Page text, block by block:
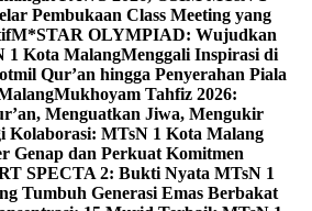
Pembukaan Class Meeting yang
M*STAR OLYMPIAD: Wujudkan
1 Kota MalangMenggali Inspirasi di
Qur’an hingga Penyerahan Piala
Mukhoyam Tahfiz 2026:
Menguatkan Jiwa, Mengukir
Kolaborasi: MTsN 1 Kota Malang
Genap dan Perkuat Komitmen
SPECTA 2: Bukti Nyata MTsN 1
Tumbuh Generasi Emas Berbakat